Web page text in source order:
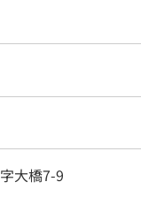
字大橋7-9